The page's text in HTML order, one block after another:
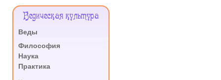
Меню
Ведическая культура
Веды
Философия
Наука
Практика